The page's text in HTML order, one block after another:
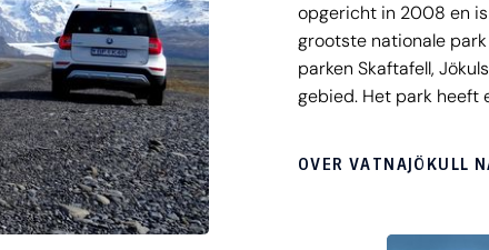
opgericht in 2008 en
grootste nationale
parken Skaftafell,
gebied. Het park heeft
OVER VATNAJÖKULL